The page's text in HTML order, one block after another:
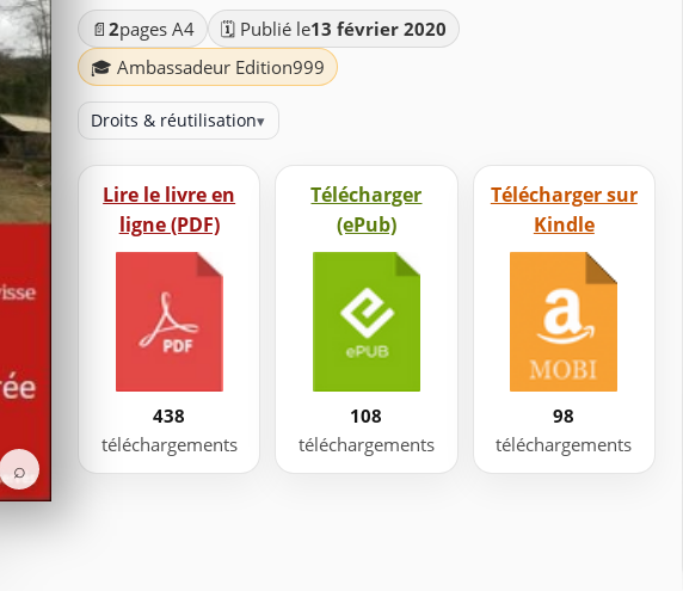
⌕
📄 2pages A4 🗓️ Publié le13 février 2020
🎓 Ambassadeur Edition999
Droits & réutilisation▾
Lire le livre en
ligne (PDF)
438
téléchargements
Télécharger
(ePub)
108
téléchargements
Télécharger sur
Kindle
98
téléchargements